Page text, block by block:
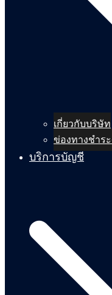
เกี่ยวกับบริษัท
ข่องทางชำร
บริการบัญชี